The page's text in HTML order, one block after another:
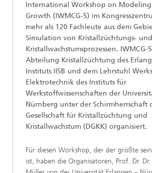
International Workshop on Modeling
Growth (IWMCG-5) im
mehr als 120 Fachleute aus dem
Simulation von Kristallzüchtungs- und
Kristallwachstumsprozessen.
Abteilung Kristallzüchtung des
Instituts IISB und dem Lehrstuhl
Elektrotechnik des Instituts für
Werkstoffwissenschaften der
Nürnberg unter der Schirmherrschaft
Gesellschaft für Kristallzüchtung und
Kristallwachstum (DGKK) organisiert.
Für diesen Workshop, der der größte
ist, haben die Organisatoren, Prof. Dr.